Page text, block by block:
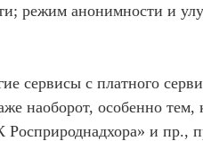
режим анонимности и
сервисы с платного
наоборот, особенно
и пр.,